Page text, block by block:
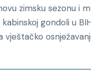
zimsku sezonu i
gondoli u